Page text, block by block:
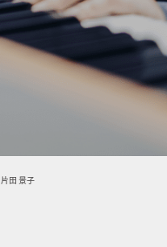
片田 景子​